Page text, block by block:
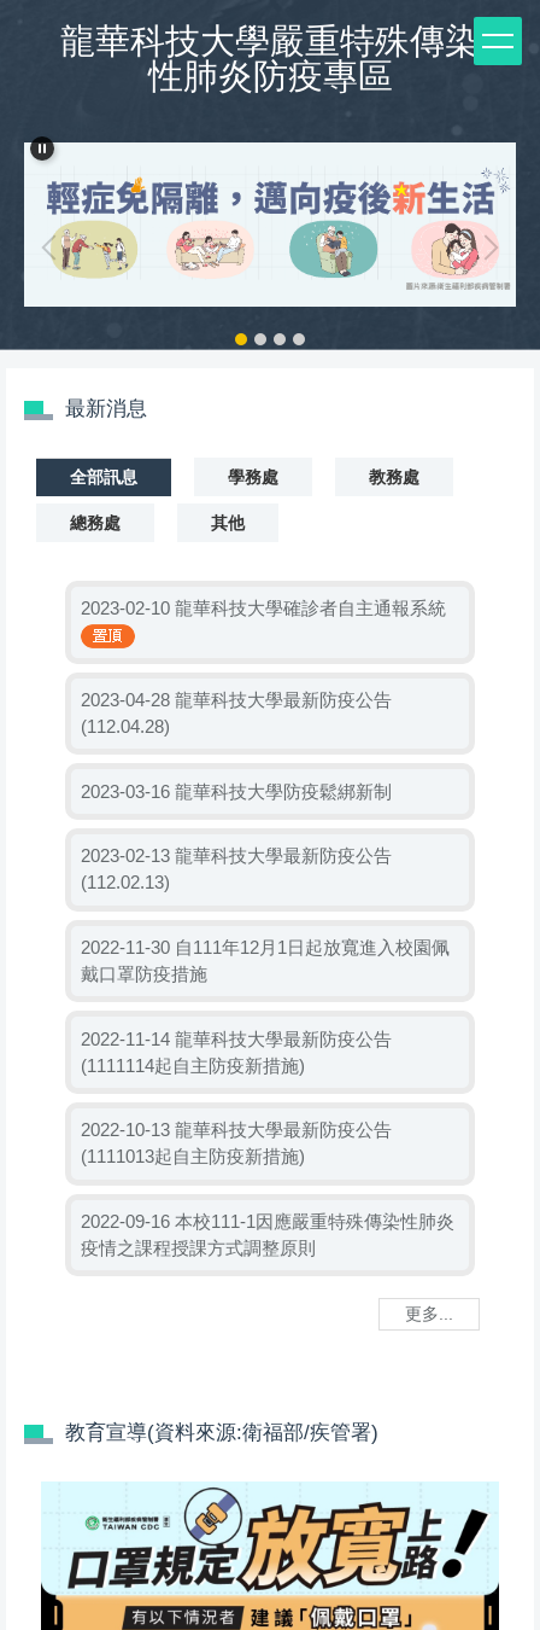
容
龍華科技大學嚴重特殊傳染
性肺炎防疫專區
最新消息
全部訊息 學務處 教務處
總務處 其他
2023-02-10 龍華科技大學確診者自主通報系統
2023-04-28 龍華科技大學最新防疫公告
(112.04.28)
2023-03-16 龍華科技大學防疫鬆綁新制
2023-02-13 龍華科技大學最新防疫公告
(112.02.13)
2022-11-30 自111年12月1日起放寬進入校園佩
戴口罩防疫措施
2022-11-14 龍華科技大學最新防疫公告
(1111114起自主防疫新措施)
2022-10-13 龍華科技大學最新防疫公告
(1111013起自主防疫新措施)
2022-09-16 本校111-1因應嚴重特殊傳染性肺炎
疫情之課程授課方式調整原則
更多...
教育宣導(資料來源:衛福部/疾管署)